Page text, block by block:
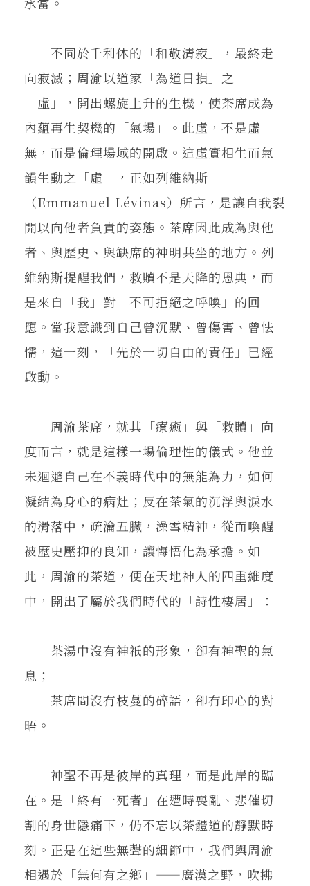
不同於千利休的「和敬清寂」，最終走
向寂滅；周渝以道家「為道日損」之
「虛」，開出螺旋上升的生機，使茶席成為
內蘊再生契機的「氣場」。此虛，不是虛
無，而是倫理場域的開啟。這虛實相生而氣
韻生動之「虛」，正如列維納斯
（Emmanuel Lévinas）所言，是讓自我裂
開以向他者負責的姿態。茶席因此成為與他
者、與歷史、與缺席的神明共坐的地方。列
維納斯提醒我們，救贖不是天降的恩典，而
是來自「我」對「不可拒絕之呼喚」的回
應。當我意識到自己曾沉默、曾傷害、曾怯
懦，這一刻，「先於一切自由的責任」已經
啟動。
周渝茶席，就其「療癒」與「救贖」向
度而言，就是這樣一場倫理性的儀式。他並
未迴避自己在不義時代中的無能為力，如何
凝結為身心的病灶；反在茶氣的沉浮與淚水
的滑落中，疏瀹五臟，澡雪精神，從而喚醒
被歷史壓抑的良知，讓悔悟化為承擔。如
此，周渝的茶道，便在天地神人的四重維度
中，開出了屬於我們時代的「詩性棲居」：
茶湯中沒有神祇的形象，卻有神聖的氣
息；
茶席間沒有枝蔓的碎語，卻有印心的對
晤。
神聖不再是彼岸的真理，而是此岸的臨
在。是「終有一死者」在遭時喪亂、悲催切
割的身世隱痛下，仍不忘以茶體道的靜默時
刻。正是在這些無聲的細節中，我們與周渝
相遇於「無何有之鄉」——廣漠之野，吹拂